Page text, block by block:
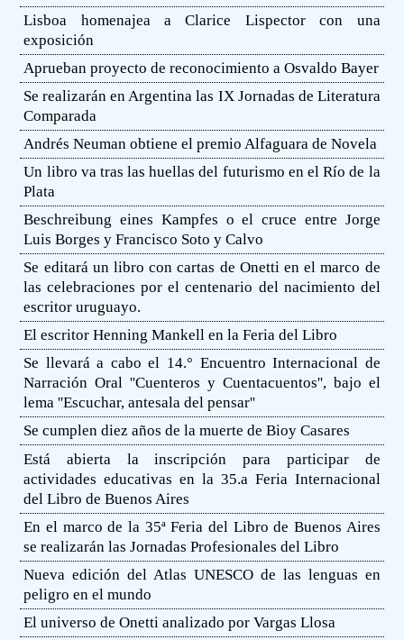
Lisboa homenajea a Clarice Lispector con una
exposición
Aprueban proyecto de reconocimiento a Osvaldo Bayer
Se realizarán en Argentina las IX Jornadas de Literatura
Comparada
Andrés Neuman obtiene el premio Alfaguara de Novela
Un libro va tras las huellas del futurismo en el Río de la
Plata
Beschreibung eines Kampfes o el cruce entre Jorge
Luis Borges y Francisco Soto y Calvo
Se editará un libro con cartas de Onetti en el marco de
las celebraciones por el centenario del nacimiento del
escritor uruguayo.
El escritor Henning Mankell en la Feria del Libro
Se llevará a cabo el 14.° Encuentro Internacional de
Narración Oral ''Cuenteros y Cuentacuentos'', bajo el
lema ''Escuchar, antesala del pensar''
Se cumplen diez años de la muerte de Bioy Casares
Está abierta la inscripción para participar de
actividades educativas en la 35.a Feria Internacional
del Libro de Buenos Aires
En el marco de la 35ª Feria del Libro de Buenos Aires
se realizarán las Jornadas Profesionales del Libro
Nueva edición del Atlas UNESCO de las lenguas en
peligro en el mundo
El universo de Onetti analizado por Vargas Llosa